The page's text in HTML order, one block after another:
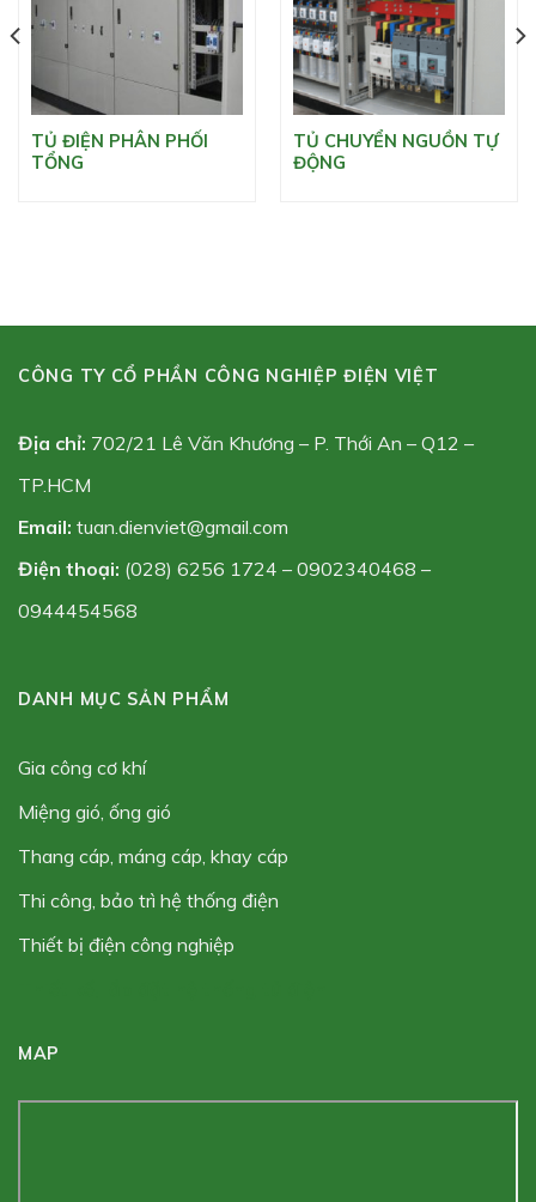
TỦ ĐIỆN PHÂN PHỐI
TỔNG
TỦ CHUYỂN NGUỒN TỰ
ĐỘNG
CÔNG TY CỔ PHẦN CÔNG NGHIỆP ĐIỆN VIỆT
Địa chỉ: 702/21 Lê Văn Khương – P. Thới An – Q12 –
TP.HCM
Email: tuan.dienviet@gmail.com
Điện thoại: (028) 6256 1724 – 0902340468 –
0944454568
DANH MỤC SẢN PHẨM
gia công cơ khí
miệng gió, ống gió
thang cáp, máng cáp, khay cáp
thi công, bảo trì hệ thống điện
thiết bị điện công nghiệp
MAP